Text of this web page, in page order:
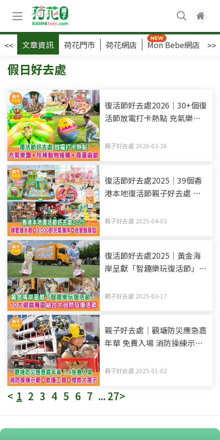
<< 文章資訊 荷花門市 荷花網店 Mon Bebe網店 >>
假日好去處
復活節好去處2026｜30+個復
活節放電打卡熱點 充氣樂園
續更新)
親子好去處 2026-03-26
復活節好去處2025｜39個香
港本地復活節親子好去處 萌
+迷宮飯展覽 (持續更新)
親子好去處 2025-04-03
復活節好去處2025｜黃金海
岸呈獻「智趣樂玩復活節」
復活節
親子好去處 2025-03-17
親子好去處｜觀塘防災應急嘉
年華 免費入場 消防操練示範
親子好去處 2025-01-02
< 1 2 3 4 5 6 7 ... 27>